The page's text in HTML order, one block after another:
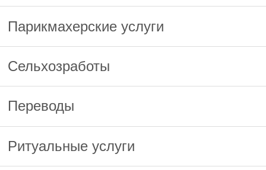
Парикмахерские услуги
Сельхозработы
Переводы
Ритуальные услуги